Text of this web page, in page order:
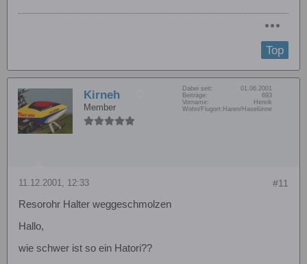
Top
Kirneh
Member
Dabei seit:
01.06.2001
Beiträge:
693
Vorname:
Henrik
Wohn/Flugort: Haren/Haselünne
#11
11.12.2001, 12:33
Resorohr Halter weggeschmolzen
Hallo,
wie schwer ist so ein Hatori??